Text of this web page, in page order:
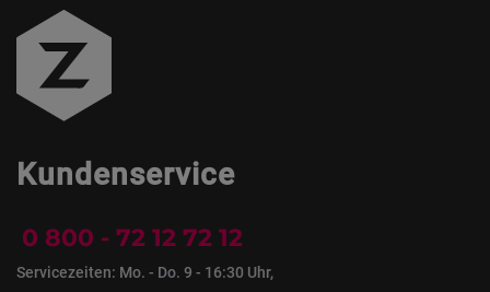
Kundenservice
0 800 - 72 12 72 12
Servicezeiten: Mo. - Do. 9 - 16:30 Uhr,